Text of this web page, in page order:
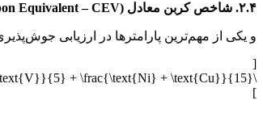
۲.۴. شاخص کربن معادل (Carbon Equivalent – CEV)
و یکی از مهم‌ترین پارامترها در ارزیابی
[
\text{CEV} = \text{C} + \frac{\text{Mn}}{6} + \frac{\text{Cr} + \text{Mo} + \text{V}}{5} + \frac{\text{Ni} + \text{Cu}}{15}
]